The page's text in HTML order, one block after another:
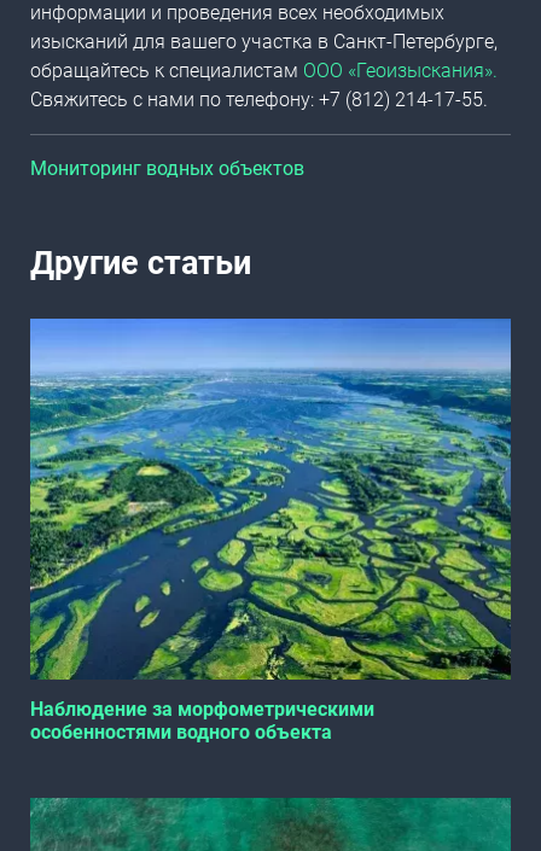
информации и проведения всех необходимых
изысканий для вашего участка в Санкт-Петербурге,
обращайтесь к специалистам ООО «Геоизыскания».
Свяжитесь с нами по телефону: +7 (812) 214-17-55.
Мониторинг водных объектов
Другие статьи
Наблюдение за морфометрическими
особенностями водного объекта